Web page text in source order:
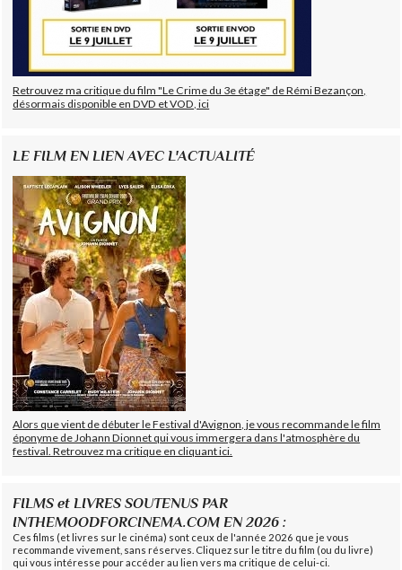
Retrouvez ma critique du film "Le Crime du 3e étage" de Rémi Bezançon,
désormais disponible en DVD et VOD, ici
LE FILM EN LIEN AVEC L'ACTUALITÉ
Alors que vient de débuter le Festival d'Avignon, je vous recommande le film
éponyme de Johann Dionnet qui vous immergera dans l'atmosphère du
festival. Retrouvez ma critique en cliquant ici.
FILMS et LIVRES SOUTENUS PAR
INTHEMOODFORCINEMA.COM EN 2026 :
Ces films (et livres sur le cinéma) sont ceux de l'année 2026 que je vous
recommande vivement, sans réserves. Cliquez sur le titre du film (ou du livre)
qui vous intéresse pour accéder au lien vers ma critique de celui-ci.